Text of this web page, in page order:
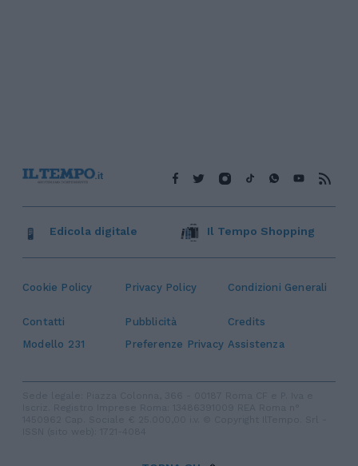
Cookie Policy Privacy Policy Condizioni Generali
Contatti Pubblicità
Credits
Modello 231
Preferenze Privacy Assistenza
Edicola digitale Il Tempo Shopping